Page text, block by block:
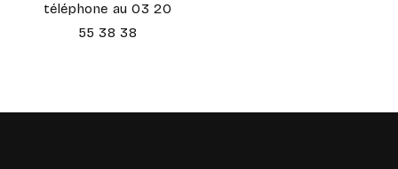
téléphone au 03 20
55 38 38